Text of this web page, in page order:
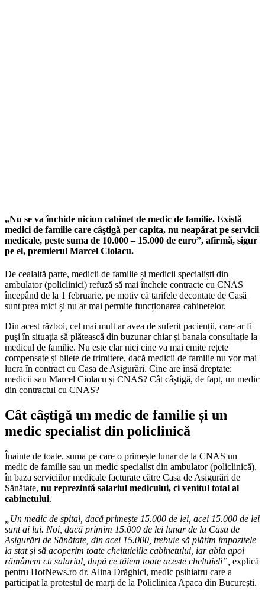
„Nu se va închide niciun cabinet de medic de familie. Există
medici de familie care câştigă per capita, nu neapărat pe servicii
medicale, peste suma de 10.000 – 15.000 de euro”, afirmă, sigur
pe el, premierul Marcel Ciolacu.
De cealaltă parte, medicii de familie și medicii specialiști din
ambulator (policlinici) refuză să mai încheie contracte cu CNAS
începând de la 1 februarie, pe motiv că tarifele decontate de Casă
sunt prea mici și nu ar mai permite funcționarea cabinetelor.
Din acest război, cel mai mult ar avea de suferit pacienții, care ar fi
puși în situația să plătească din buzunar chiar și banala consultație la
medicul de familie. Nu este clar nici cine va mai emite rețete
compensate și bilete de trimitere, dacă medicii de familie nu vor mai
lucra în contract cu Casa de Asigurări. Cine are însă dreptate:
medicii sau Marcel Ciolacu și CNAS? Cât câștigă, de fapt, un medic
din contractul cu CNAS?
Cât câștigă un medic de familie și un
medic specialist din policlinică
Înainte de toate, suma pe care o primește lunar de la CNAS un
medic de familie sau un medic specialist din ambulator (policlinică),
în baza serviciilor medicale facturate către Casa de Asigurări de
Sănătate, nu reprezintă salariul medicului, ci venitul total al
cabinetului.
„Un medic de spital, dacă primește 15.000 de lei, acei 15.000 de lei
sunt ai lui. Noi, dacă primim 15.000 de lei lunar de la Casa de
Asigurări de Sănătate, din acei 15.000, trebuie să plătim impozitele
la stat și să acoperim toate cheltuielile cabinetului, iar abia apoi
rămânem cu salariul, după ce tăiem toate aceste cheltuieli”, explică
pentru HotNews.ro dr. Alina Drăghici, medic psihiatru care a
participat la protestul de marți de la Policlinica Apaca din București.